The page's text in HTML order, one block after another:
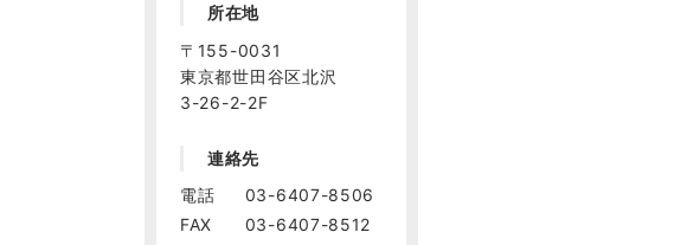
所在地
〒155-0031
東京都世田谷区北沢
3-26-2-2F
連絡先
電話
03-6407-8506
FAX
03-6407-8512